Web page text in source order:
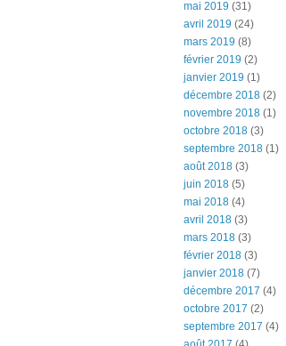
mai 2019 (31)
avril 2019 (24)
mars 2019 (8)
février 2019 (2)
janvier 2019 (1)
décembre 2018 (2)
novembre 2018 (1)
octobre 2018 (3)
septembre 2018 (1)
août 2018 (3)
juin 2018 (5)
mai 2018 (4)
avril 2018 (3)
mars 2018 (3)
février 2018 (3)
janvier 2018 (7)
décembre 2017 (4)
octobre 2017 (2)
septembre 2017 (4)